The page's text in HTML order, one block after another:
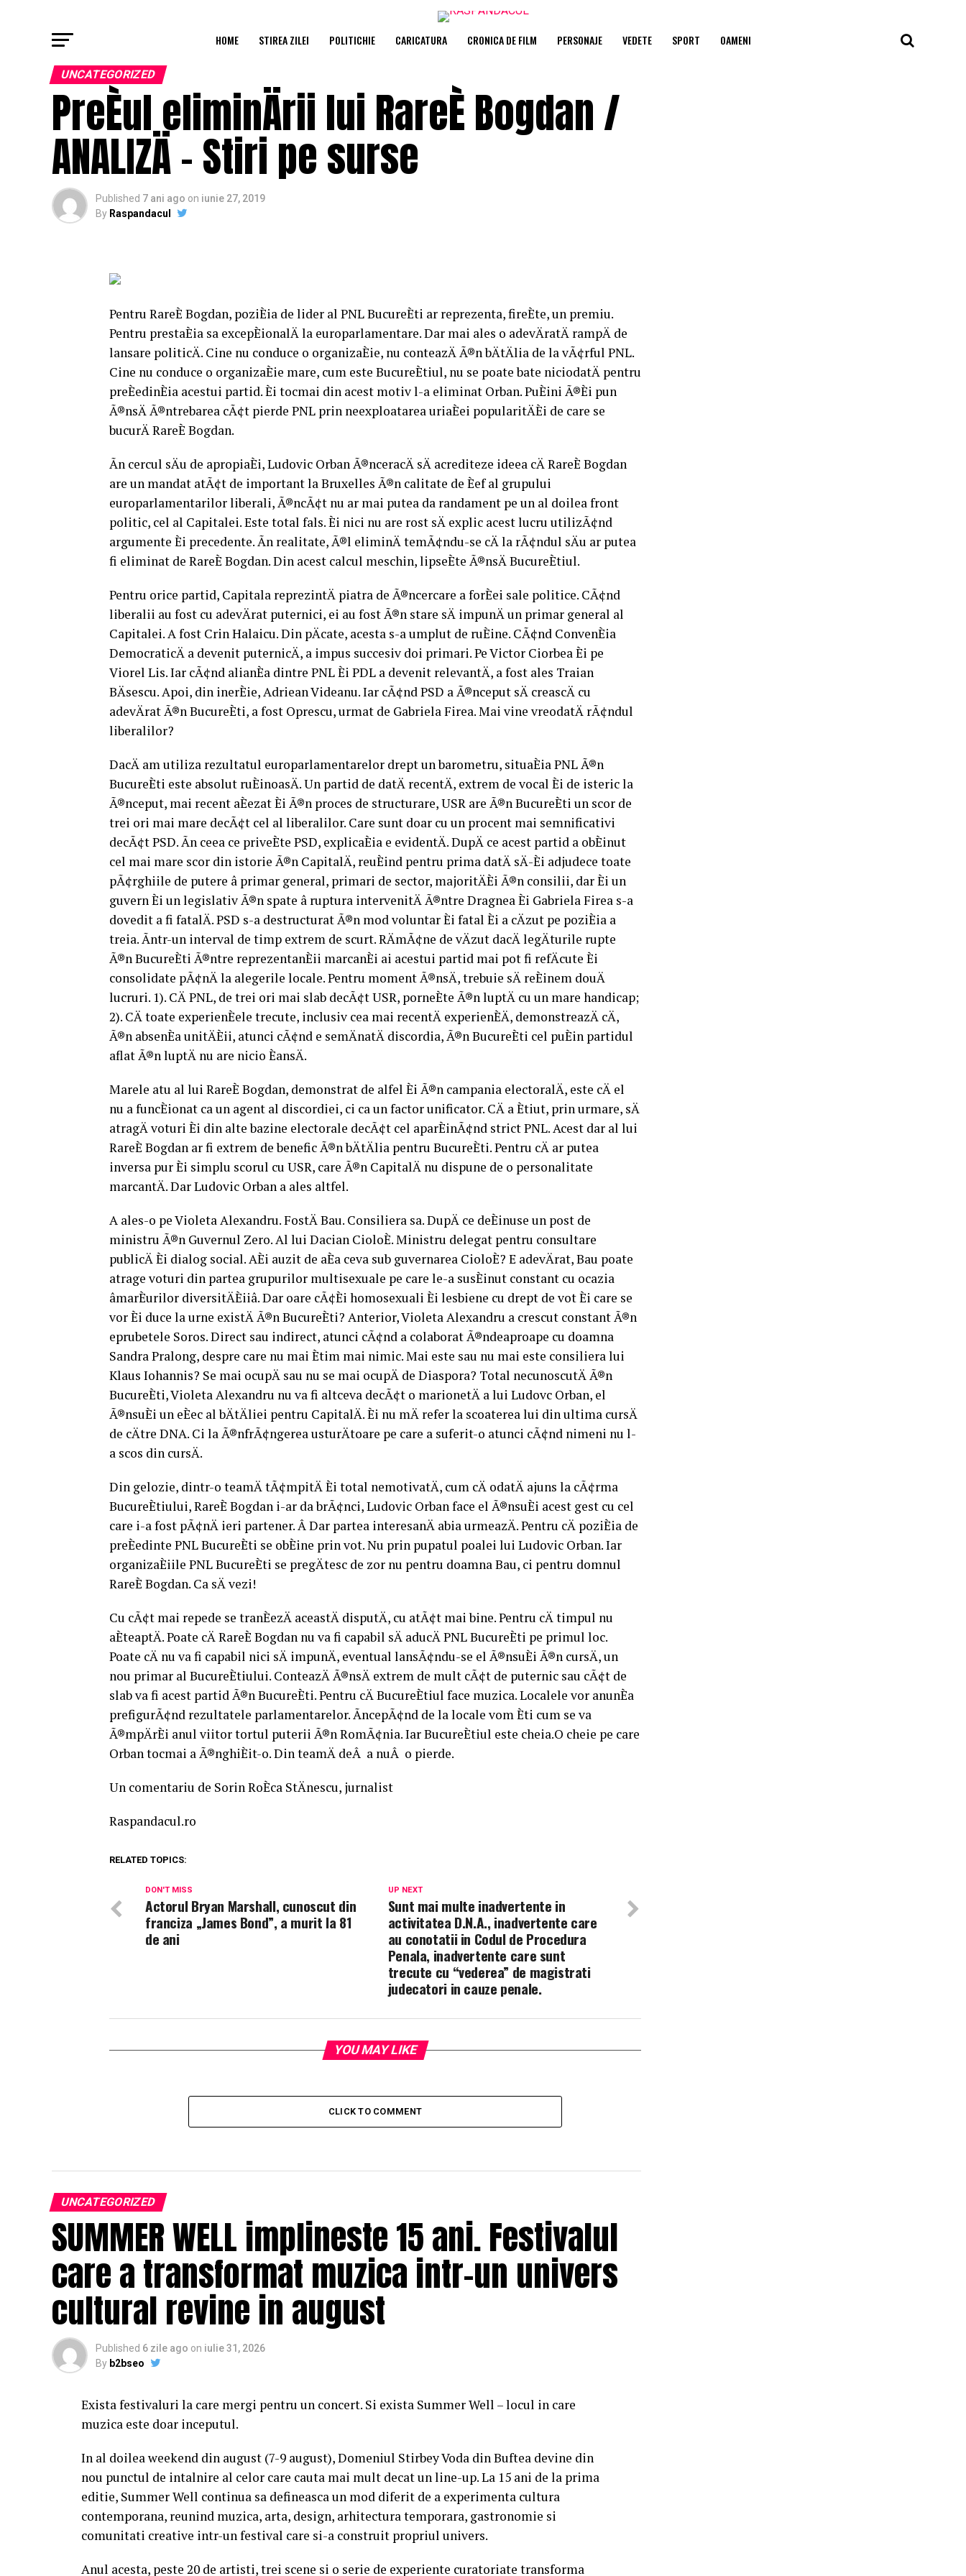
HOME STIREA ZILEI POLITICHIE CARICATURA CRONICA DE FILM PERSONAJE VEDETE SPORT OAMENI
UNCATEGORIZED
PreÈul eliminÄrii lui RareÈ Bogdan /
ANALIZÄ – Stiri pe surse
Published 7 ani ago on iunie 27, 2019
By Raspandacul
Pentru RareÈ Bogdan, poziÈia de lider al PNL BucureÈti ar reprezenta, fireÈte, un premiu.
Pentru prestaÈia sa excepÈionalÄ la europarlamentare. Dar mai ales o adevÄratÄ rampÄ de
lansare politicÄ. Cine nu conduce o organizaÈie, nu conteazÄ Ã®n bÄtÄlia de la vÃ¢rful PNL.
Cine nu conduce o organizaÈie mare, cum este BucureÈtiul, nu se poate bate niciodatÄ pentru
preÈedinÈia acestui partid. Èi tocmai din acest motiv l-a eliminat Orban. PuÈini Ã®Èi pun
Ã®nsÄ Ã®ntrebarea cÃ¢t pierde PNL prin neexploatarea uriaÈei popularitÄÈi de care se
bucurÄ RareÈ Bogdan.
Ãn cercul sÄu de apropiaÈi, Ludovic Orban Ã®nceracÄ sÄ acrediteze ideea cÄ RareÈ Bogdan
are un mandat atÃ¢t de important la Bruxelles Ã®n calitate de Èef al grupului
europarlamentarilor liberali, Ã®ncÃ¢t nu ar mai putea da randament pe un al doilea front
politic, cel al Capitalei. Este total fals. Èi nici nu are rost sÄ explic acest lucru utilizÃ¢nd
argumente Èi precedente. Ãn realitate, Ã®l eliminÄ temÃ¢ndu-se cÄ la rÃ¢ndul sÄu ar putea
fi eliminat de RareÈ Bogdan. Din acest calcul meschin, lipseÈte Ã®nsÄ BucureÈtiul.
Pentru orice partid, Capitala reprezintÄ piatra de Ã®ncercare a forÈei sale politice. CÃ¢nd
liberalii au fost cu adevÄrat puternici, ei au fost Ã®n stare sÄ impunÄ un primar general al
Capitalei. A fost Crin Halaicu. Din pÄcate, acesta s-a umplut de ruÈine. CÃ¢nd ConvenÈia
DemocraticÄ a devenit puternicÄ, a impus succesiv doi primari. Pe Victor Ciorbea Èi pe
Viorel Lis. Iar cÃ¢nd alianÈa dintre PNL Èi PDL a devenit relevantÄ, a fost ales Traian
BÄsescu. Apoi, din inerÈie, Adriean Videanu. Iar cÃ¢nd PSD a Ã®nceput sÄ creascÄ cu
adevÄrat Ã®n BucureÈti, a fost Oprescu, urmat de Gabriela Firea. Mai vine vreodatÄ rÃ¢ndul
liberalilor?
DacÄ am utiliza rezultatul europarlamentarelor drept un barometru, situaÈia PNL Ã®n
BucureÈti este absolut ruÈinoasÄ. Un partid de datÄ recentÄ, extrem de vocal Èi de isteric la
Ã®nceput, mai recent aÈezat Èi Ã®n proces de structurare, USR are Ã®n BucureÈti un scor de
trei ori mai mare decÃ¢t cel al liberalilor. Care sunt doar cu un procent mai semnificativi
decÃ¢t PSD. Ãn ceea ce priveÈte PSD, explicaÈia e evidentÄ. DupÄ ce acest partid a obÈinut
cel mai mare scor din istorie Ã®n CapitalÄ, reuÈind pentru prima datÄ sÄ-Èi adjudece toate
pÃ¢rghiile de putere â primar general, primari de sector, majoritÄÈi Ã®n consilii, dar Èi un
guvern Èi un legislativ Ã®n spate â ruptura intervenitÄ Ã®ntre Dragnea Èi Gabriela Firea s-a
dovedit a fi fatalÄ. PSD s-a destructurat Ã®n mod voluntar Èi fatal Èi a cÄzut pe poziÈia a
treia. Ãntr-un interval de timp extrem de scurt. RÄmÃ¢ne de vÄzut dacÄ legÄturile rupte
Ã®n BucureÈti Ã®ntre reprezentanÈii marcanÈi ai acestui partid mai pot fi refÄcute Èi
consolidate pÃ¢nÄ la alegerile locale. Pentru moment Ã®nsÄ, trebuie sÄ reÈinem douÄ
lucruri. 1). CÄ PNL, de trei ori mai slab decÃ¢t USR, porneÈte Ã®n luptÄ cu un mare handicap;
2). CÄ toate experienÈele trecute, inclusiv cea mai recentÄ experienÈÄ, demonstreazÄ cÄ,
Ã®n absenÈa unitÄÈii, atunci cÃ¢nd e semÄnatÄ discordia, Ã®n BucureÈti cel puÈin partidul
aflat Ã®n luptÄ nu are nicio ÈansÄ.
Marele atu al lui RareÈ Bogdan, demonstrat de alfel Èi Ã®n campania electoralÄ, este cÄ el
nu a funcÈionat ca un agent al discordiei, ci ca un factor unificator. CÄ a Ètiut, prin urmare, sÄ
atragÄ voturi Èi din alte bazine electorale decÃ¢t cel aparÈinÃ¢nd strict PNL. Acest dar al lui
RareÈ Bogdan ar fi extrem de benefic Ã®n bÄtÄlia pentru BucureÈti. Pentru cÄ ar putea
inversa pur Èi simplu scorul cu USR, care Ã®n CapitalÄ nu dispune de o personalitate
marcantÄ. Dar Ludovic Orban a ales altfel.
A ales-o pe Violeta Alexandru. FostÄ Bau. Consiliera sa. DupÄ ce deÈinuse un post de
ministru Ã®n Guvernul Zero. Al lui Dacian CioloÈ. Ministru delegat pentru consultare
publicÄ Èi dialog social. AÈi auzit de aÈa ceva sub guvernarea CioloÈ? E adevÄrat, Bau poate
atrage voturi din partea grupurilor multisexuale pe care le-a susÈinut constant cu ocazia
âmarÈurilor diversitÄÈiiâ. Dar oare cÃ¢Èi homosexuali Èi lesbiene cu drept de vot Èi care se
vor Èi duce la urne existÄ Ã®n BucureÈti? Anterior, Violeta Alexandru a crescut constant Ã®n
eprubetele Soros. Direct sau indirect, atunci cÃ¢nd a colaborat Ã®ndeaproape cu doamna
Sandra Pralong, despre care nu mai Ètim mai nimic. Mai este sau nu mai este consiliera lui
Klaus Iohannis? Se mai ocupÄ sau nu se mai ocupÄ de Diaspora? Total necunoscutÄ Ã®n
BucureÈti, Violeta Alexandru nu va fi altceva decÃ¢t o marionetÄ a lui Ludovc Orban, el
Ã®nsuÈi un eÈec al bÄtÄliei pentru CapitalÄ. Èi nu mÄ refer la scoaterea lui din ultima cursÄ
de cÄtre DNA. Ci la Ã®nfrÃ¢ngerea usturÄtoare pe care a suferit-o atunci cÃ¢nd nimeni nu l-
a scos din cursÄ.
Din gelozie, dintr-o teamÄ tÃ¢mpitÄ Èi total nemotivatÄ, cum cÄ odatÄ ajuns la cÃ¢rma
BucureÈtiului, RareÈ Bogdan i-ar da brÃ¢nci, Ludovic Orban face el Ã®nsuÈi acest gest cu cel
care i-a fost pÃ¢nÄ ieri partener. Â Dar partea interesanÄ abia urmeazÄ. Pentru cÄ poziÈia de
preÈedinte PNL BucureÈti se obÈine prin vot. Nu prin pupatul poalei lui Ludovic Orban. Iar
organizaÈiile PNL BucureÈti se pregÄtesc de zor nu pentru doamna Bau, ci pentru domnul
RareÈ Bogdan. Ca sÄ vezi!
Cu cÃ¢t mai repede se tranÈezÄ aceastÄ disputÄ, cu atÃ¢t mai bine. Pentru cÄ timpul nu
aÈteaptÄ. Poate cÄ RareÈ Bogdan nu va fi capabil sÄ aducÄ PNL BucureÈti pe primul loc.
Poate cÄ nu va fi capabil nici sÄ impunÄ, eventual lansÃ¢ndu-se el Ã®nsuÈi Ã®n cursÄ, un
nou primar al BucureÈtiului. ConteazÄ Ã®nsÄ extrem de mult cÃ¢t de puternic sau cÃ¢t de
slab va fi acest partid Ã®n BucureÈti. Pentru cÄ BucureÈtiul face muzica. Localele vor anunÈa
prefigurÃ¢nd rezultatele parlamentarelor. ÃncepÃ¢nd de la locale vom Èti cum se va
Ã®mpÄrÈi anul viitor tortul puterii Ã®n RomÃ¢nia. Iar BucureÈtiul este cheia.O cheie pe care
Orban tocmai a Ã®nghiÈit-o. Din teamÄ deÂ a nuÂ o pierde.
Un comentariu de Sorin RoÈca StÄnescu, jurnalist
Raspandacul.ro
RELATED TOPICS:
UP NEXT
Sunt mai multe inadvertente in
activitatea D.N.A., inadvertente care
au conotatii in Codul de Procedura
Penala, inadvertente care sunt
trecute cu “vederea” de magistrati
judecatori in cauze penale.
DON'T MISS
Actorul Bryan Marshall, cunoscut din
franciza „James Bond”, a murit la 81
de ani
YOU MAY LIKE
CLICK TO COMMENT
UNCATEGORIZED
SUMMER WELL implineste 15 ani. Festivalul
care a transformat muzica intr-un univers
cultural revine in august
Published 6 zile ago on iulie 31, 2026
By b2bseo
Exista festivaluri la care mergi pentru un concert. Si exista Summer Well – locul in care
muzica este doar inceputul.
In al doilea weekend din august (7-9 august), Domeniul Stirbey Voda din Buftea devine din
nou punctul de intalnire al celor care cauta mai mult decat un line-up. La 15 ani de la prima
editie, Summer Well continua sa defineasca un mod diferit de a experimenta cultura
contemporana, reunind muzica, arta, design, arhitectura temporara, gastronomie si
comunitati creative intr-un festival care si-a construit propriul univers.
Anul acesta, peste 20 de artisti, trei scene si o serie de experiente curatoriate transforma